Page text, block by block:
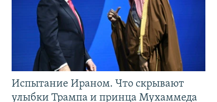
Испытание Ираном. Что скрывают
улыбки Трампа и принца Мухаммеда